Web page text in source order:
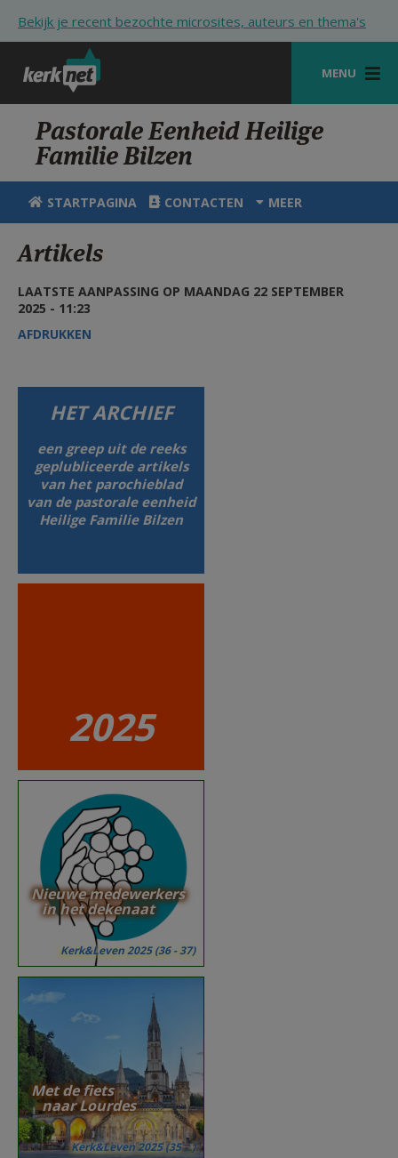
Bekijk je recent bezochte microsites, auteurs en thema's
MENU
STARTPAGINA
KERK
VIERINGEN
HULP
STARTPAGINA PORTAAL
AANMELDEN OF REGISTREREN
Pastorale Eenheid Heilige
Familie Bilzen
STARTPAGINA CONTACTEN MEER
Artikels
LAATSTE AANPASSING OP MAANDAG 22 SEPTEMBER
2025 - 11:23
AFDRUKKEN
HET ARCHIEF
een greep uit de reeks
geplubliceerde artikels
van het parochieblad
van de pastorale eenheid
Heilige Familie Bilzen
2025
Nieuwe medewerkers
in het dekenaat
Kerk&Leven 2025 (36 - 37)
Met de fiets
naar Lourdes
Kerk&Leven 2025 (35 ...)